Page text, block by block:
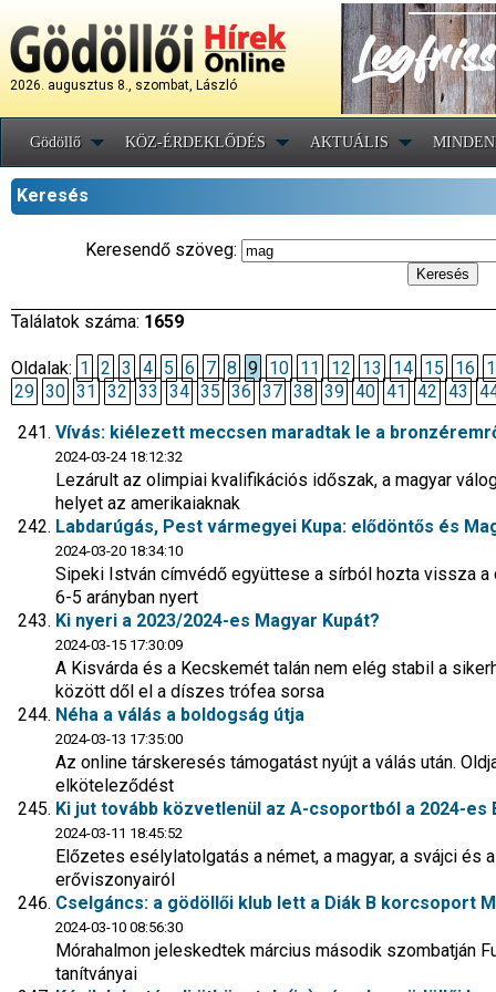
2026. augusztus 8., szombat, László
Gödöllő KÖZ-ÉRDEKLŐDÉS AKTUÁLIS
Keresés
Keresendő szöveg:
Találatok száma: 1659
Oldalak: 1 2 3 4 5 6 7 8 9 10 11 12 13 14 15 16
29 30 31 32 33 34 35 36 37 38 39 40 41 42 43
Vívás: kiélezett meccsen maradtak le a
2024-03-24 18:12:32
Lezárult az olimpiai kvalifikációs időszak, a magyar
helyet az amerikaiaknak
Labdarúgás, Pest vármegyei Kupa: elődöntős és
2024-03-20 18:34:10
Sipeki István címvédő együttese a sírból hozta vissza a
6-5 arányban nyert
Ki nyeri a 2023/2024-es Magyar Kupát?
2024-03-15 17:30:09
A Kisvárda és a Kecskemét talán nem elég stabil a
között dől el a díszes trófea sorsa
Néha a válás a boldogság útja
2024-03-13 17:35:00
Az online társkeresés támogatást nyújt a válás után.
elköteleződést
Ki jut tovább közvetlenül az A-csoportból a 2024-es
2024-03-11 18:45:52
Előzetes esélylatolgatás a német, a magyar, a svájci
erőviszonyairól
Cselgáncs: a gödöllői klub lett a Diák B korcsoport
2024-03-10 08:56:30
Mórahalmon jeleskedtek március második szombatján
tanítványai